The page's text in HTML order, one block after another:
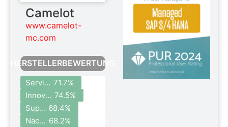
Camelot
www.camelot-
mc.com
HERSTELLERBEWERTUNG
Serviceportfolio 71.7%
Innovationen 74.5%
Support 68.4%
Nachhaltigkeit 68.2%